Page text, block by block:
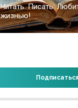
Читать. Писать.
жизнью!
Подписаться